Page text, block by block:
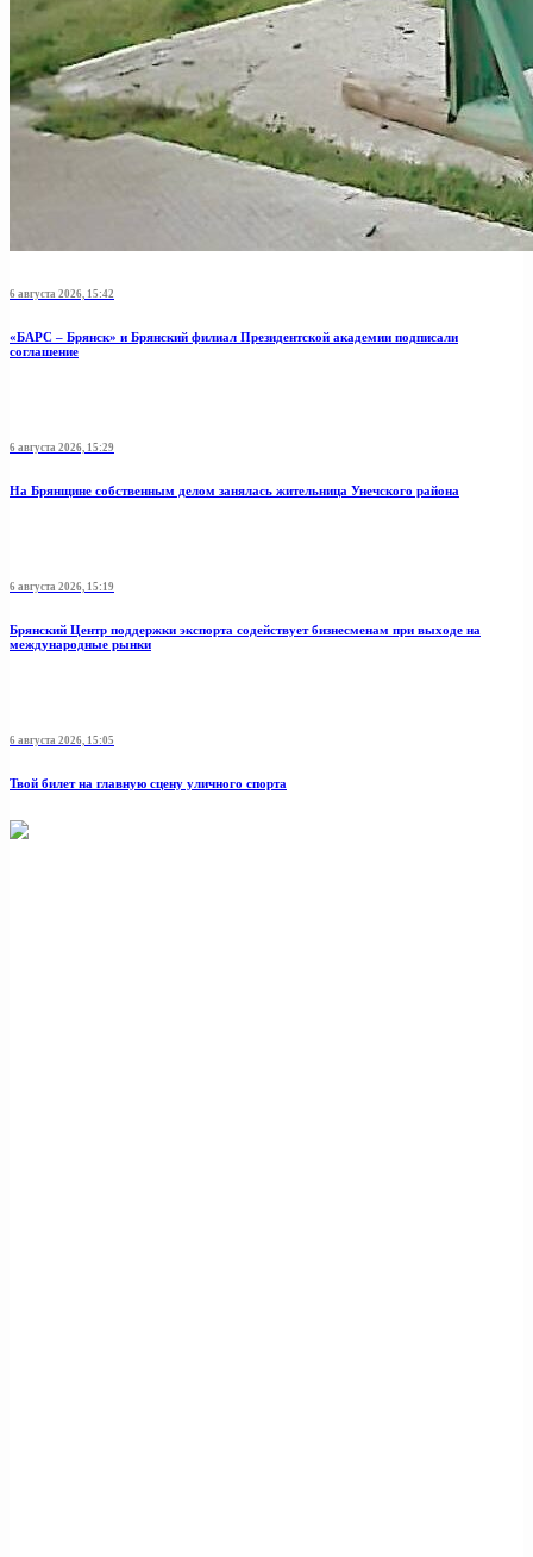
6 августа 2026, 15:42
«БАРС – Брянск» и Брянский филиал Президентской академии подписали
соглашение
6 августа 2026, 15:29
На Брянщине собственным делом занялась жительница Унечского района
6 августа 2026, 15:19
Брянский Центр поддержки экспорта содействует бизнесменам при выходе на
международные рынки
6 августа 2026, 15:05
Твой билет на главную сцену уличного спорта